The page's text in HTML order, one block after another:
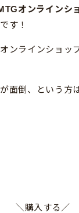
オンラインシ
す！
ンラインショッ
面倒、という方
＼購入する／